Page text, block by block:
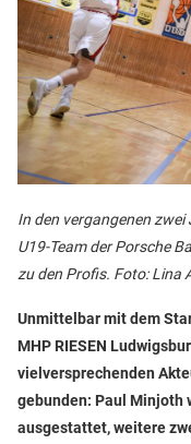
In den vergangenen
U19-Team der Porsche
zu den Profis. Foto: Lina
Unmittelbar mit dem
MHP RIESEN
vielversprechenden
gebunden: Paul Minjoth
ausgestattet, weitere